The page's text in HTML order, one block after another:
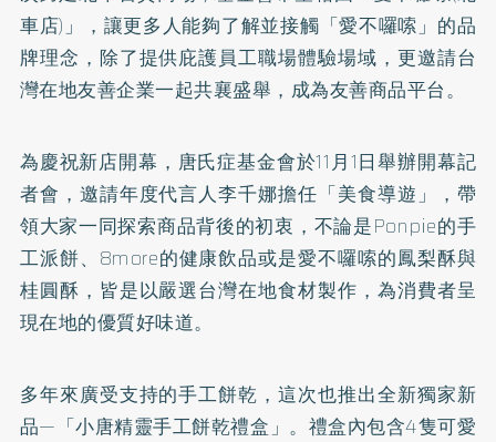
車店)」，讓更多人能夠了解並接觸「愛不囉嗦」的品
牌理念，除了提供庇護員工職場體驗場域，更邀請台
灣在地友善企業一起共襄盛舉，成為友善商品平台。
為慶祝新店開幕，唐氏症基金會於11月1日舉辦開幕記
者會，邀請年度代言人李千娜擔任「美食導遊」，帶
領大家一同探索商品背後的初衷，不論是Ponpie的手
工派餅、8more的健康飲品或是愛不囉嗦的鳳梨酥與
桂圓酥，皆是以嚴選台灣在地食材製作，為消費者呈
現在地的優質好味道。
多年來廣受支持的手工餅乾，這次也推出全新獨家新
品—「小唐精靈手工餅乾禮盒」。禮盒內包含4隻可愛